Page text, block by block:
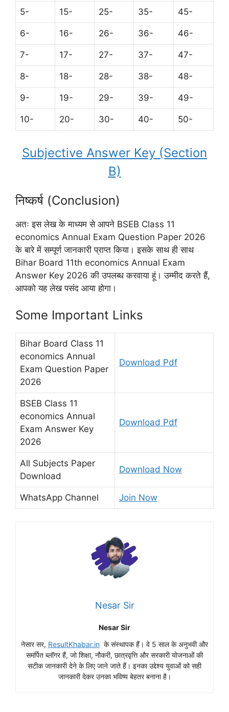
5- 15- 25- 35- 45-
6- 16- 26- 36- 46-
7- 17- 27- 37- 47-
8- 18- 28- 38- 48-
9- 19- 29- 39- 49-
10- 20- 30- 40- 50-
Subjective Answer Key (Section
B)
निष्कर्ष (Conclusion)
अतः इस लेख के माध्यम से आपने BSEB Class 11
economics Annual Exam Question Paper 2026
के बारे में सम्पूर्ण जानकारी प्राप्त किया। इसके साथ ही साथ
Bihar Board 11th economics Annual Exam
Answer Key 2026 की उपलब्ध करवाया हूं। उम्मीद करते हैं,
आपको यह लेख पसंद आया होगा।
Some Important Links
Bihar Board Class 11
economics Annual
Exam Question Paper
2026
Download Pdf
BSEB Class 11
economics Annual
Exam Answer Key
2026
Download Pdf
All Subjects Paper
Download
Download Now
WhatsApp Channel Join Now
Nesar Sir
Nesar Sir
नेसार सर, ResultKhabar.in के संस्थापक हैं। वे 5 साल के अनुभवी और
समर्पित ब्लॉगर हैं, जो शिक्षा, नौकरी, छात्रवृत्ति और सरकारी योजनाओं की
सटीक जानकारी देने के लिए जाने जाते हैं। इनका उद्देश्य युवाओं को सही
जानकारी देकर उनका भविष्य बेहतर बनाना है।